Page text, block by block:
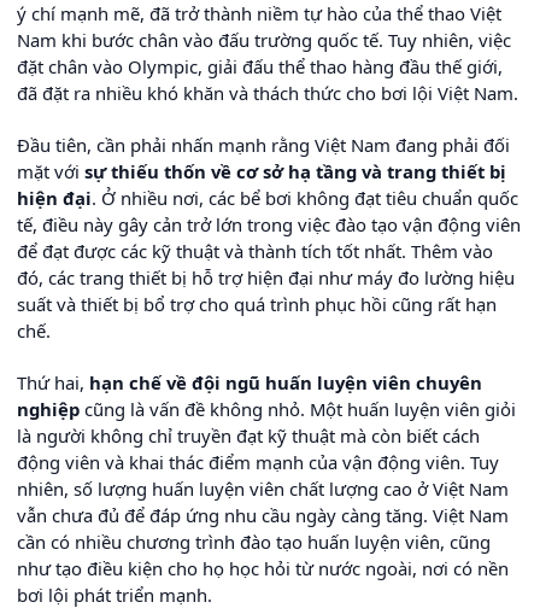
ý chí mạnh mẽ, đã trở thành niềm tự hào của thể thao Việt
Nam khi bước chân vào đấu trường quốc tế. Tuy nhiên, việc
đặt chân vào Olympic, giải đấu thể thao hàng đầu thế giới,
đã đặt ra nhiều khó khăn và thách thức cho bơi lội Việt Nam.
Đầu tiên, cần phải nhấn mạnh rằng Việt Nam đang phải đối
mặt với sự thiếu thốn về cơ sở hạ tầng và trang thiết bị
hiện đại. Ở nhiều nơi, các bể bơi không đạt tiêu chuẩn quốc
tế, điều này gây cản trở lớn trong việc đào tạo vận động viên
để đạt được các kỹ thuật và thành tích tốt nhất. Thêm vào
đó, các trang thiết bị hỗ trợ hiện đại như máy đo lường hiệu
suất và thiết bị bổ trợ cho quá trình phục hồi cũng rất hạn
chế.
Thứ hai, hạn chế về đội ngũ huấn luyện viên chuyên
nghiệp cũng là vấn đề không nhỏ. Một huấn luyện viên giỏi
là người không chỉ truyền đạt kỹ thuật mà còn biết cách
động viên và khai thác điểm mạnh của vận động viên. Tuy
nhiên, số lượng huấn luyện viên chất lượng cao ở Việt Nam
vẫn chưa đủ để đáp ứng nhu cầu ngày càng tăng. Việt Nam
cần có nhiều chương trình đào tạo huấn luyện viên, cũng
như tạo điều kiện cho họ học hỏi từ nước ngoài, nơi có nền
bơi lội phát triển mạnh.